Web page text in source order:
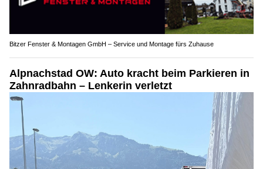
Bitzer Fenster & Montagen GmbH – Service und Montage fürs Zuhause
Alpnachstad OW: Auto kracht beim Parkieren in
Zahnradbahn – Lenkerin verletzt